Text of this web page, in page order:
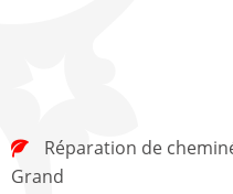
Grand